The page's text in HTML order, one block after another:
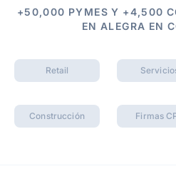
+50,000 PYMES Y +4,500
EN ALEGRA EN
Retail
Construcción Firmas